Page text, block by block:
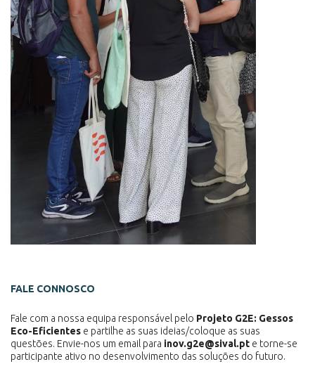
FALE CONNOSCO
Fale com a nossa equipa responsável pelo Projeto G2E: Gessos
Eco-Eficientes e partilhe as suas ideias/coloque as suas
questões. Envie-nos um email para inov.g2e@sival.pt e torne-se
participante ativo no desenvolvimento das soluções do futuro.